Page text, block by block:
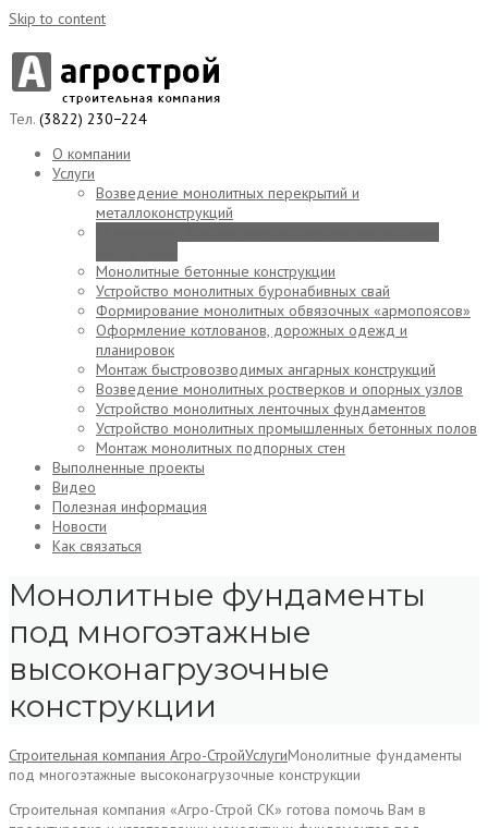
Skip to content
Тел. (3822) 230−224
О компании
Услуги
Возведение монолитных перекрытий и
металлоконструкций
Монолитные бетонные конструкции
Устройство монолитных буронабивных свай
Формирование монолитных обвязочных «армопоясов»
Оформление котлованов, дорожных одежд и
планировок
Монтаж быстровозводимых ангарных конструкций
Возведение монолитных ростверков и опорных узлов
Устройство монолитных ленточных фундаментов
Устройство монолитных промышленных бетонных полов
Монтаж монолитных подпорных стен
Выполненные проекты
Видео
Полезная информация
Новости
Как связаться
Монолитные фундаменты
под многоэтажные
высоконагрузочные
конструкции
Строительная компания Агро-СтройУслугиМонолитные фундаменты
под многоэтажные высоконагрузочные конструкции
Строительная компания «Агро-Строй СК» готова помочь Вам в